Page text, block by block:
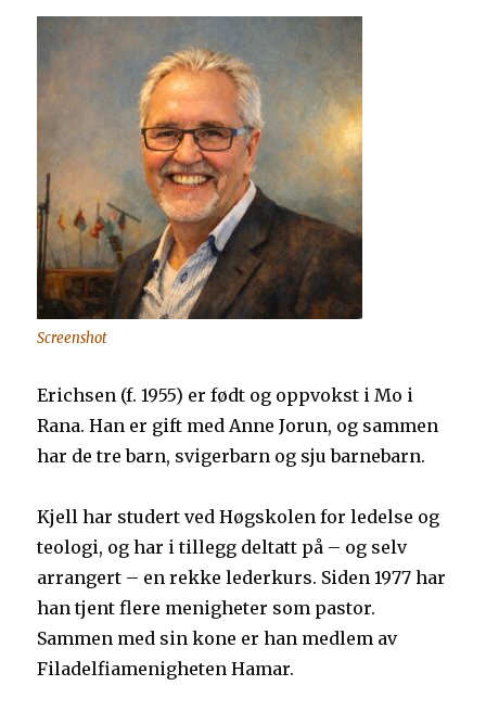
Screenshot
Erichsen (f. 1955) er født og oppvokst i Mo i
Rana. Han er gift med Anne Jorun, og sammen
har de tre barn, svigerbarn og sju barnebarn.
Kjell har studert ved Høgskolen for ledelse og
teologi, og har i tillegg deltatt på – og selv
arrangert – en rekke lederkurs. Siden 1977 har
han tjent flere menigheter som pastor.
Sammen med sin kone er han medlem av
Filadelfiamenigheten Hamar.